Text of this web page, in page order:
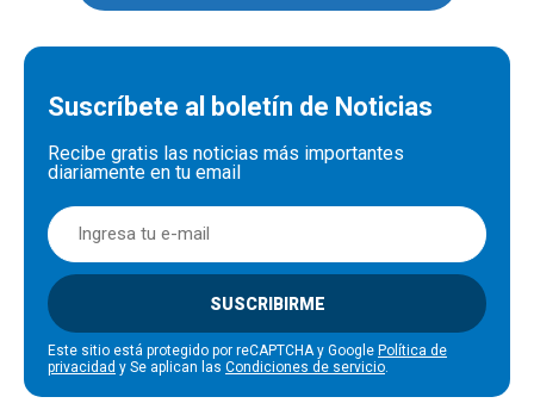
Suscríbete al boletín de Noticias
Recibe gratis las noticias más importantes
diariamente en tu email
SUSCRIBIRME
Este sitio está protegido por reCAPTCHA y Google Política de
privacidad y Se aplican las Condiciones de servicio.